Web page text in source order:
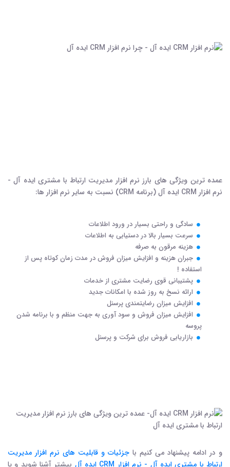
عمده ترین ویژگی های بارز نرم افزار مدیریت ارتباط با مشتری ایده آل -
نرم افزار CRM ایده آل (برنامه CRM) نسبت به سایر نرم افزار ها:
سادگی و راحتی بسیار در ورود اطلاعات
سرعت بسیار بالا در دستیابی به اطلاعات
هزینه مرقون به صرفه
جبران هزینه و افزایش میزان فروش در مدت زمان کوتاه پس از
استفاده !
پشتیبانی قوی رضایت مشتری از خدمات
ارائه نسخ به روز شده با امکانات جدید
افزایش میزان رضایتمندی پرسنل
افزایش میزان فروش و سود آوری به جهت منظم و با برنامه شدن
پروسه
بازاریابی فروش برای شرکت و پرسنل
و در ادامه پیشنهاد می کنیم با جزئیات و قابلیت های نرم افزار مدیریت
ارتباط با مشتری ایده آل - نرم افزار CRM ایده آل
بیشتر آشنا شوید و یا